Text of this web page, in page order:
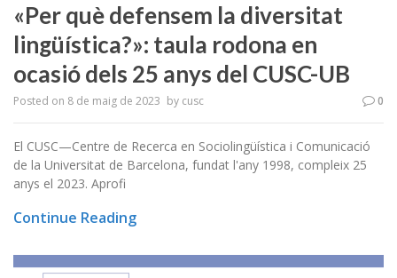
«Per què defensem la diversitat
lingüística?»: taula rodona en
ocasió dels 25 anys del CUSC-UB
Posted on 8 de maig de 2023 by cusc 0
El CUSC—Centre de Recerca en Sociolingüística i Comunicació
de la Universitat de Barcelona, fundat l'any 1998, compleix 25
anys el 2023. Aprofi
Continue Reading